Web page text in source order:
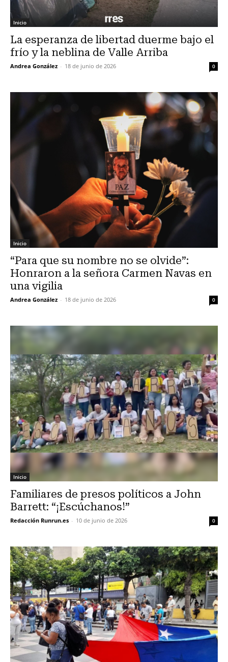
Inicio
La esperanza de libertad duerme bajo el
frío y la neblina de Valle Arriba
Andrea González - 18 de junio de 2026 0
Inicio
“Para que su nombre no se olvide”:
Honraron a la señora Carmen Navas en
una vigilia
Andrea González - 18 de junio de 2026 0
Inicio
Familiares de presos políticos a John
Barrett: “¡Escúchanos!”
Redacción Runrun.es - 10 de junio de 2026 0